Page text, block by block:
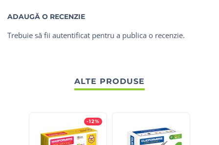
ADAUGĂ O RECENZIE
Trebuie să fii autentificat pentru a publica o recenzie.
ALTE PRODUSE
-12%